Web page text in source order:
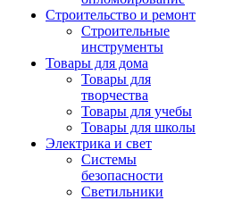
Строительство и ремонт
Строительные
инструменты
Товары для дома
Товары для
творчества
Товары для учебы
Товары для школы
Электрика и свет
Системы
безопасности
Светильники